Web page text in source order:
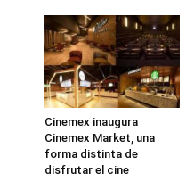
Cinemex inaugura
Cinemex Market, una
forma distinta de
disfrutar el cine